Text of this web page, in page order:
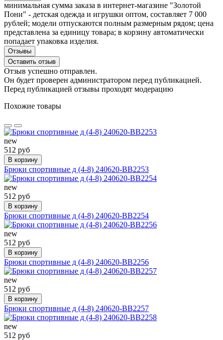
минимальная сумма заказа в интернет-магазине "Золотой
Пони" - детская одежда и игрушки оптом, составляет 7 000
рублей; модели отпускаются полным размерным рядом; цена
представлена за единицу товара; в корзину автоматически
попадает упаковка изделия.
Отзывы
Оставить отзыв
Отзыв успешно отправлен.
Он будет проверен администратором перед публикацией.
Перед публикацией отзывы проходят модерацию
Похожие товары
new
512 руб
В корзину
Брюки спортивные д (4-8) 240620-BB2253
new
512 руб
В корзину
Брюки спортивные д (4-8) 240620-BB2254
new
512 руб
В корзину
Брюки спортивные д (4-8) 240620-BB2256
new
512 руб
В корзину
Брюки спортивные д (4-8) 240620-BB2257
new
512 руб